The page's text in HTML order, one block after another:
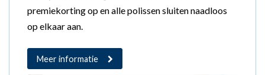
premiekorting op en alle polissen sluiten naadloos
op elkaar aan.
Meer informatie